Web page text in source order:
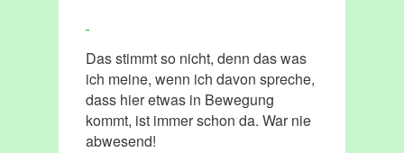
Das stimmt so nicht, denn das was
ich meine, wenn ich davon spreche,
dass hier etwas in Bewegung
kommt, ist immer schon da. War nie
abwesend!